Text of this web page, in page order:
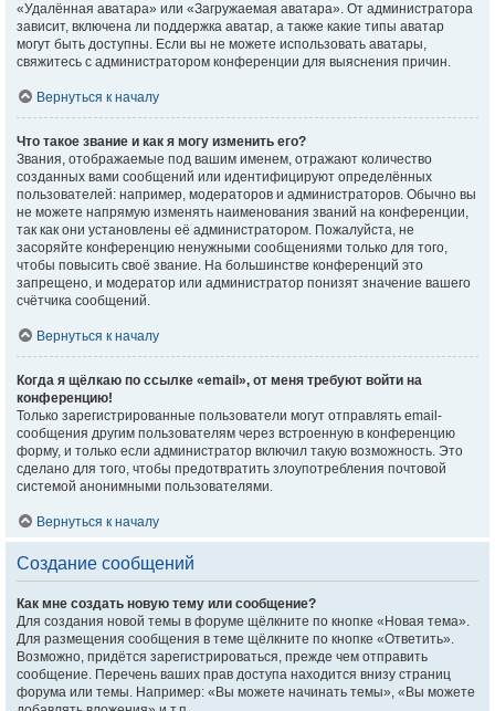
«Удалённая аватара» или «Загружаемая аватара». От администратора
зависит, включена ли поддержка аватар, а также какие типы аватар
могут быть доступны. Если вы не можете использовать аватары,
свяжитесь с администратором конференции для выяснения причин.
Вернуться к началу
Что такое звание и как я могу изменить его?
Звания, отображаемые под вашим именем, отражают количество
созданных вами сообщений или идентифицируют определённых
пользователей: например, модераторов и администраторов. Обычно вы
не можете напрямую изменять наименования званий на конференции,
так как они установлены её администратором. Пожалуйста, не
засоряйте конференцию ненужными сообщениями только для того,
чтобы повысить своё звание. На большинстве конференций это
запрещено, и модератор или администратор понизят значение вашего
счётчика сообщений.
Вернуться к началу
Когда я щёлкаю по ссылке «email», от меня требуют войти на
конференцию!
Только зарегистрированные пользователи могут отправлять email-
сообщения другим пользователям через встроенную в конференцию
форму, и только если администратор включил такую возможность. Это
сделано для того, чтобы предотвратить злоупотребления почтовой
системой анонимными пользователями.
Вернуться к началу
Создание сообщений
Как мне создать новую тему или сообщение?
Для создания новой темы в форуме щёлкните по кнопке «Новая тема».
Для размещения сообщения в теме щёлкните по кнопке «Ответить».
Возможно, придётся зарегистрироваться, прежде чем отправить
сообщение. Перечень ваших прав доступа находится внизу страниц
форума или темы. Например: «Вы можете начинать темы», «Вы можете